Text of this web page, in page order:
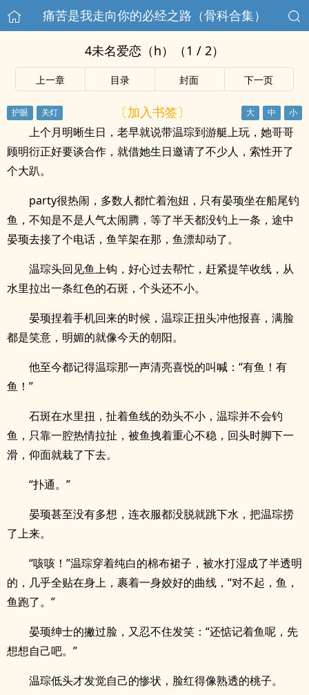
痛苦是我走向你的必经之路（骨科合集）
4未名爱恋（h）（1 / 2）
上一章 目录 封面 下一页
〔加入书签〕
上个月明晰生日，老早就说带温琮到游艇上玩，她哥哥
顾明衍正好要谈合作，就借她生日邀请了不少人，索性开了
个大趴。
party很热闹，多数人都忙着泡妞，只有晏顼坐在船尾钓
鱼，不知是不是人气太闹腾，等了半天都没钓上一条，途中
晏顼去接了个电话，鱼竿架在那，鱼漂却动了。
温琮头回见鱼上钩，好心过去帮忙，赶紧提竿收线，从
水里拉出一条红色的石斑，个头还不小。
晏顼捏着手机回来的时候，温琮正扭头冲他报喜，满脸
都是笑意，明媚的就像今天的朝阳。
他至今都记得温琮那一声清亮喜悦的叫喊：“有鱼！有
鱼！”
石斑在水里扭，扯着鱼线的劲头不小，温琮并不会钓
鱼，只靠一腔热情拉扯，被鱼拽着重心不稳，回头时脚下一
滑，仰面就栽了下去。
“扑通。”
晏顼甚至没有多想，连衣服都没脱就跳下水，把温琮捞
了上来。
“咳咳！”温琮穿着纯白的棉布裙子，被水打湿成了半透明
的，几乎全贴在身上，裹着一身姣好的曲线，“对不起，鱼，
鱼跑了。”
晏顼绅士的撇过脸，又忍不住发笑：“还惦记着鱼呢，先
想想自己吧。”
温琮低头才发觉自己的惨状，脸红得像熟透的桃子。